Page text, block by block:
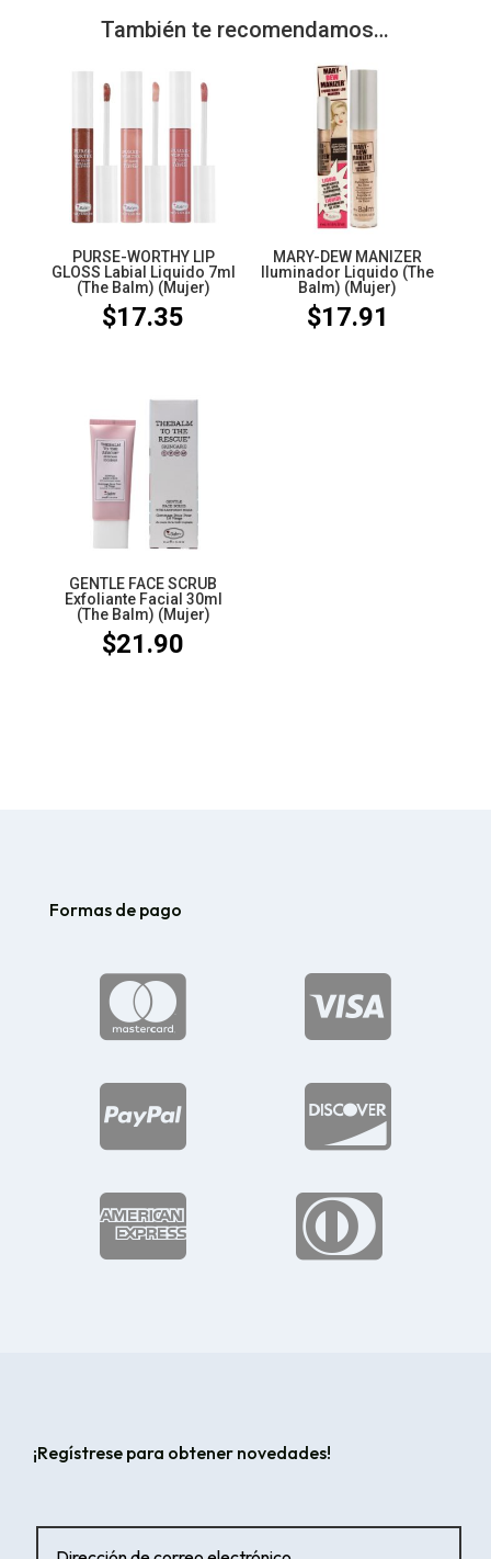
También te recomendamos…
PURSE-WORTHY LIP
GLOSS Labial Liquido 7ml
(The Balm) (Mujer)
$17.35
MARY-DEW MANIZER
Iluminador Liquido (The
Balm) (Mujer)
$17.91
GENTLE FACE SCRUB
Exfoliante Facial 30ml
(The Balm) (Mujer)
$21.90
Formas de pago






¡Regístrese para obtener novedades!